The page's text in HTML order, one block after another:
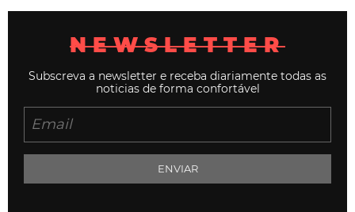
NEWSLETTER
Subscreva a newsletter e receba diariamente todas as
noticias de forma confortável
ENVIAR